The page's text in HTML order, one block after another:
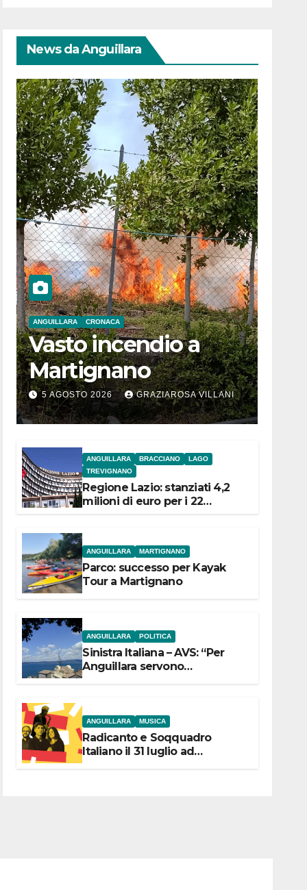
News da Anguillara
ANGUILLARA CRONACA
Vasto incendio a
Martignano
5 AGOSTO 2026 GRAZIAROSA VILLANI
ANGUILLARA BRACCIANO
LAGO
TREVIGNANO
Regione Lazio: stanziati 4,2
milioni di euro per i 22
ANGUILLARA MARTIGNANO
Parco: successo per Kayak
Tour a Martignano
ANGUILLARA POLITICA
Sinistra Italiana – AVS: “Per
Anguillara servono
ANGUILLARA MUSICA
Radicanto e Soqquadro
Italiano il 31 luglio ad